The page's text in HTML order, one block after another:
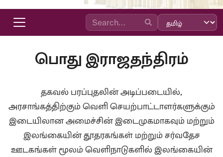
பொது இராஜதந்திரம்
தகவல் பரப்புதலின் அடிப்படையில்,
அரசாங்கத்திற்கும் வெளி செயற்பாட்டாளர்களுக்கும்
இடையிலான அமைச்சின் இடைமுகமாகவும் மற்றும்
இலங்கையின் தூதரகங்கள் மற்றும் சர்வதேச
ஊடகங்கள் மூலம் வெளிநாடுகளில் இலங்கையின்